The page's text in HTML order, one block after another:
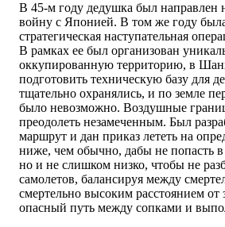
В 45-м году дедушка был направлен
войну с Японией. В том же году
стратегическая наступательная
В рамках ее был организован
оккупированную территорию, в
подготовить техническую базу для
тщательно охранялись, и по земле
было невозможно. Воздушные
преодолеть незамеченным. Был
маршрут и дан приказ лететь на
ниже, чем обычно, дабы не попасть в
но и не слишком низко, чтобы не
самолетов, балансируя между
смертельно высоким расстоянием от
опасный путь между сопками и